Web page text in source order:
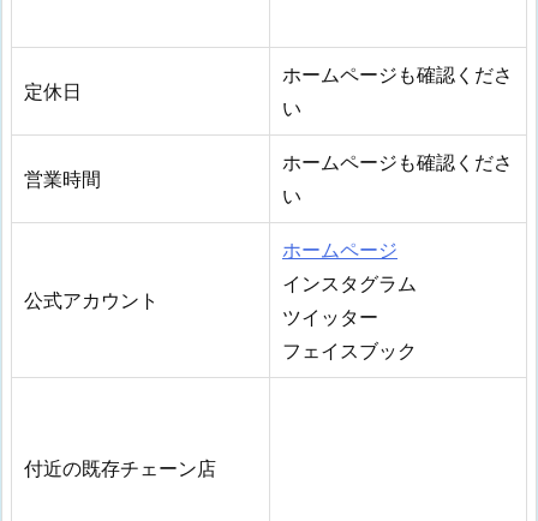
定休日
ホームページも確認くださ
い
営業時間
ホームページも確認くださ
い
公式アカウント
ホームページ
インスタグラム
ツイッター
フェイスブック
付近の既存チェーン店